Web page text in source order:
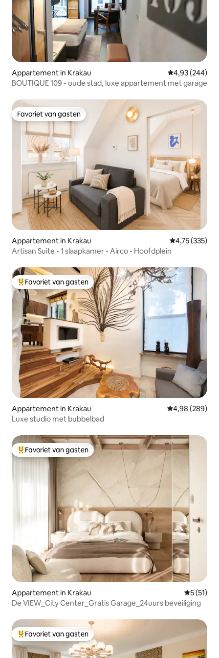
Appartement in Krakau Gemiddelde
4,93 (244)
BOUTIQUE 109 - oude stad, luxe appartement met garage
Favoriet van gasten
Favoriet van gasten
Appartement in Krakau Gemiddelde
4,75 (335)
Artisan Suite • 1 slaapkamer • Airco • Hoofdplein
Topfavoriet van gasten
Favoriet van gasten
Appartement in Krakau Gemiddelde
4,98 (289)
Luxe studio met bubbelbad
Topfavoriet van gasten
Favoriet van gasten
Appartement in Krakau
5 (51)
De VIEW_City Center_Gratis Garage_24uurs beveiliging
Topfavoriet van gasten
Favoriet van gasten